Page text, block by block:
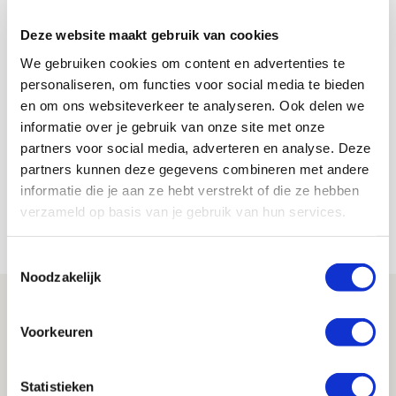
Deze website maakt gebruik van cookies
We gebruiken cookies om content en advertenties te
personaliseren, om functies voor social media te bieden
en om ons websiteverkeer te analyseren. Ook delen we
informatie over je gebruik van onze site met onze
partners voor social media, adverteren en analyse. Deze
partners kunnen deze gegevens combineren met andere
informatie die je aan ze hebt verstrekt of die ze hebben
verzameld op basis van je gebruik van hun services.
Noodzakelijk
Voorkeuren
Statistieken
De Redactie
Bekijk alle berichten van De Redactie
Net binnen //
mijn hoofd spoken’